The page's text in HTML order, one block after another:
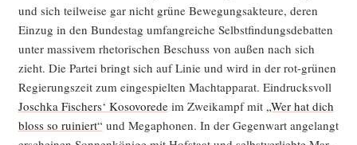
und sich teil­wei­se gar nicht grü­ne Bewe­gungs­ak­teu­re, deren
Ein­zug in den Bun­des­tag umfang­rei­che Selbst­fin­dungs­de­bat­ten
unter mas­si­vem rhe­to­ri­schen Beschuss von außen nach sich
zieht. Die Par­tei bringt sich auf Linie und wird in der rot-grü­nen
Regie­rungs­zeit zum ein­ge­spiel­ten Macht­ap­pa­rat. Ein­drucks­voll
Josch­ka Fischers‘ Koso­vor­edeim Zwei­kampf mit „Wer hat dich
bloss so rui­niert“ und Mega­pho­nen. In der Gegen­wart ange­langt